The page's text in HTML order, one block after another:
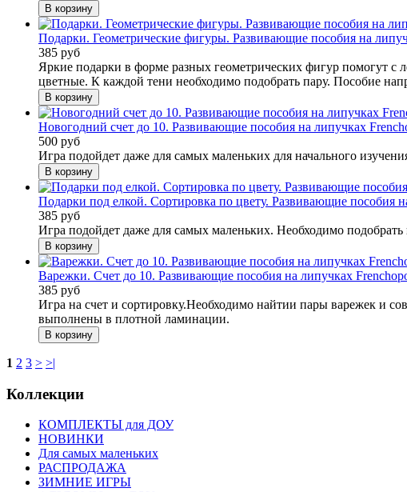
Подарки. Геометрические фигуры. Развивающие пособия на
385 руб
Яркие подарки в форме разных геометрических фигур помогут с
цветные. К каждой тени необходимо подобрать пару. Пособие
Новогодний счет до 10. Развивающие пособия на липучках
500 руб
Игра подойдет даже для самых маленьких для начального
Подарки под елкой. Сортировка по цвету. Развивающие пособия
385 руб
Игра подойдет даже для самых маленьких. Необходимо
Варежки. Счет до 10. Развивающие пособия на липучках
385 руб
Игра на счет и сортировку.Необходимо найтии пары варежек и
выполнены в плотной ламинации.
1 2 3 > >|
Коллекции
КОМПЛЕКТЫ для ДОУ
НОВИНКИ
Для самых маленьких
РАСПРОДАЖА
ЗИМНИЕ ИГРЫ